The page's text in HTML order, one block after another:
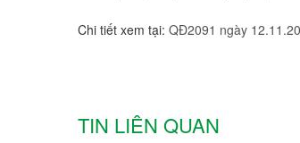
Chi tiết xem tại: QĐ2091 ngày
TIN LIÊN QUAN